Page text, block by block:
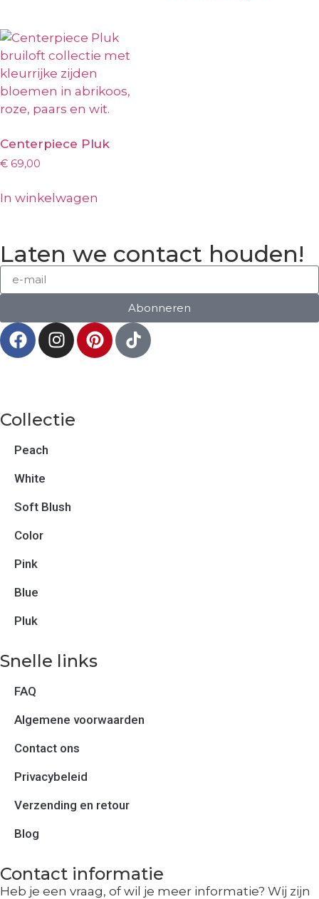
Centerpiece Pluk
€ 69,00
In winkelwagen
Laten we contact houden!
Abonneren
Collectie
Peach
White
Soft Blush
Color
Pink
Blue
Pluk
Snelle links
FAQ
Algemene voorwaarden
Contact ons
Privacybeleid
Verzending en retour
Blog
Contact informatie
Heb je een vraag, of wil je meer informatie? Wij zijn